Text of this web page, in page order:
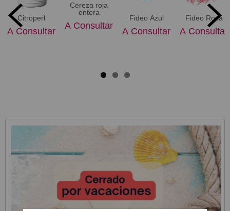
Citroperl
A Consultar
Cereza roja
entera
A Consultar
Fideo Azul
A Consultar
Fideo Rosa
A Consultar